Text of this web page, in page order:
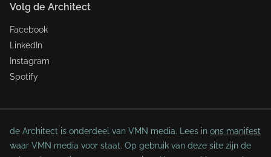
Volg de Architect
Facebook
LinkedIn
Instagram
Spotify
de Architect is onderdeel van VMN media. Lees in ons manifest
waar VMN media voor staat. Op gebruik van deze site zijn de